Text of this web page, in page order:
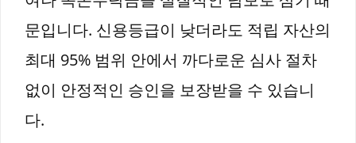
문입니다. 신용등급이 낮더라도 적립 자산의
최대 95% 범위 안에서 까다로운 심사 절차
없이 안정적인 승인을 보장받을 수 있습니
다.